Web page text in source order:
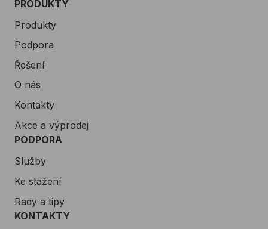
PRODUKTY
Produkty
Podpora
Řešení
O nás
Kontakty
Akce a výprodej
PODPORA
Služby
Ke stažení
Rady a tipy
KONTAKTY